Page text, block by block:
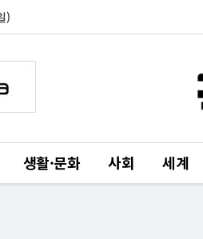
)
생활·문화 사회 세계